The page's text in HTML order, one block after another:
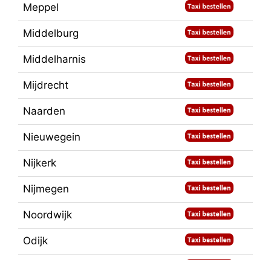
Meppel
Middelburg
Middelharnis
Mijdrecht
Naarden
Nieuwegein
Nijkerk
Nijmegen
Noordwijk
Odijk